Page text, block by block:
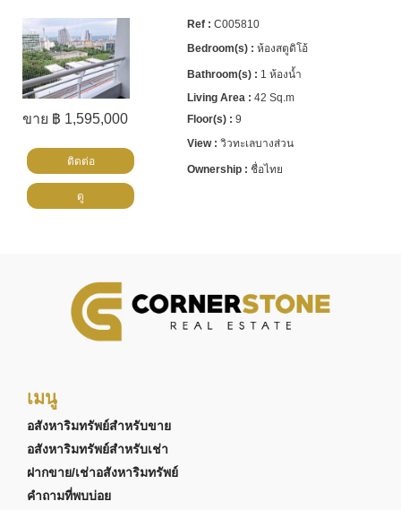
ขาย ฿ 1,595,000
C005810
ห้องสตูดิโอ้
1 ห้องน้ำ
42 Sq.m
9
วิวทะเลบางส่วน
ชื่อไทย
ติดต่อ
ดู
เมนู
อสังหาริมทรัพย์สำหรับขาย
อสังหาริมทรัพย์สำหรับเช่า
ฝากขาย/เช่าอสังหาริมทรัพย์
คำถามที่พบบ่อย